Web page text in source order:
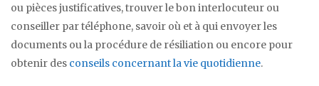
ou pièces justificatives, trouver le bon interlocuteur ou
conseiller par téléphone, savoir où et à qui envoyer les
documents ou la procédure de résiliation ou encore pour
obtenir des conseils concernant la vie quotidienne.